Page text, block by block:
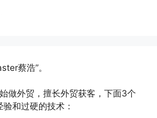
蔡浩”。
做外贸，擅长外贸获客，下面3个
和过硬的技术：